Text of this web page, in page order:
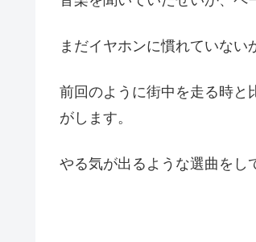
まだイヤホンに慣れていない
前回のように街中を走る時と
がします。
やる気が出るような選曲をし